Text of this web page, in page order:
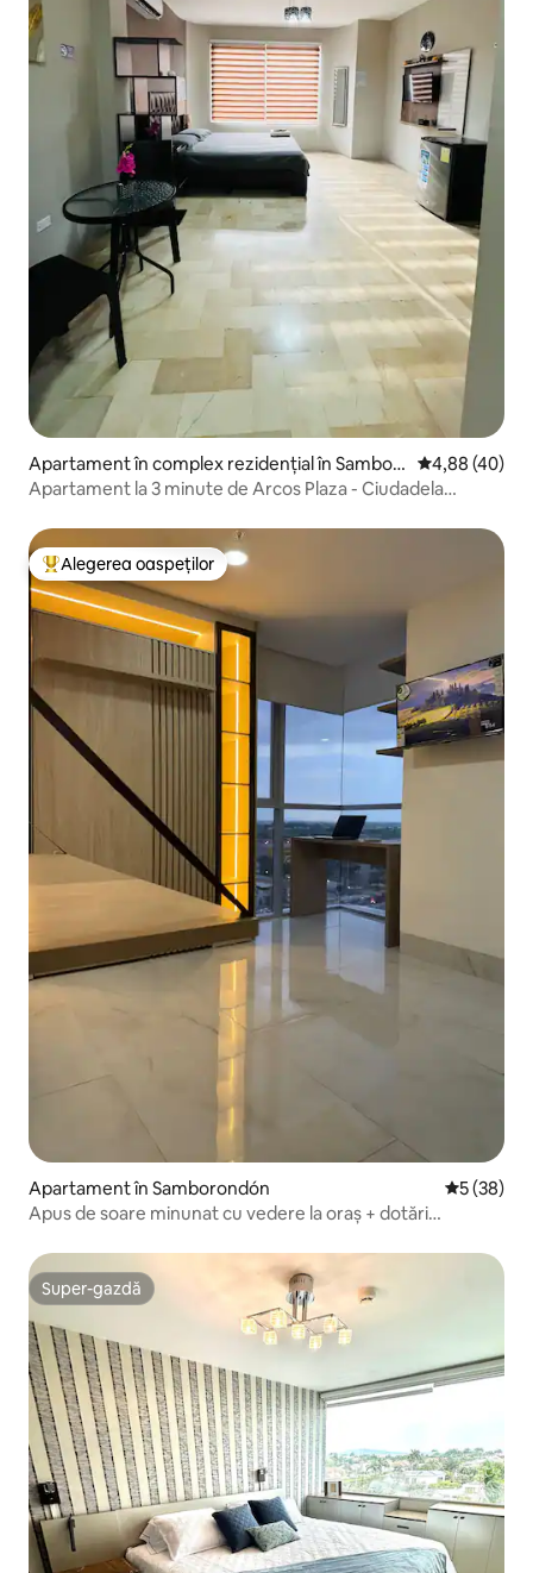
Apartament în complex rezidențial în Sambor
ondón
Scor mediu
4,88 (40)
Apartament la 3 minute de Arcos Plaza - Ciudadela
Locuință din topul categoriei Alegerea oaspeților
Alegerea oaspeților
Apartament în Samborondón Scor
5 (38)
Apus de soare minunat cu vedere la oraș + dotări
Super-gazdă
Super-gazdă